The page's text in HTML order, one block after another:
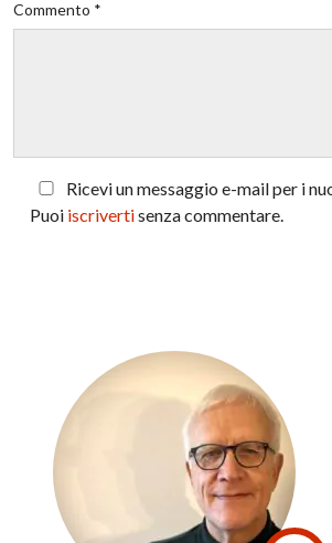
Commento *
Ricevi un messaggio e-mail per i
Puoi iscrivertisenza commentare.